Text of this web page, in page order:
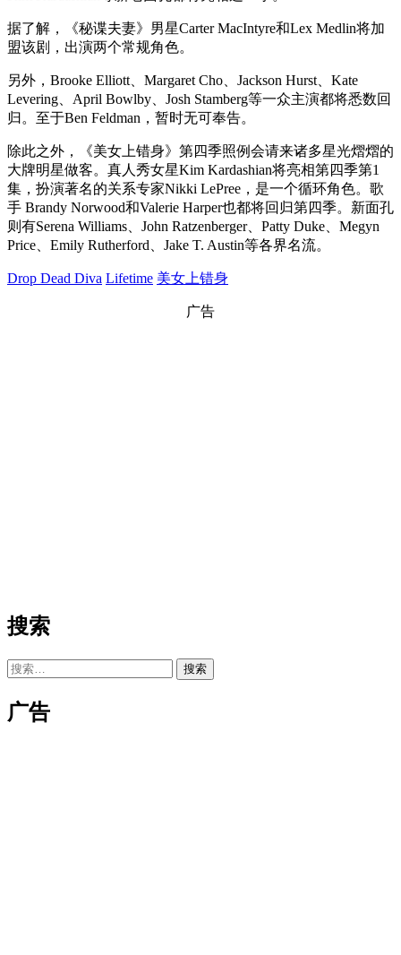
据了解，《秘谍夫妻》男星Carter MacIntyre和Lex Medlin将加
盟该剧，出演两个常规角色。
另外，Brooke Elliott、Margaret Cho、Jackson Hurst、Kate
Levering、April Bowlby、Josh Stamberg等一众主演都将悉数回
归。至于Ben Feldman，暂时无可奉告。
除此之外，《美女上错身》第四季照例会请来诸多星光熠熠的
大牌明星做客。真人秀女星Kim Kardashian将亮相第四季第1
集，扮演著名的关系专家Nikki LePree，是一个循环角色。歌
手 Brandy Norwood和Valerie Harper也都将回归第四季。新面孔
则有Serena Williams、John Ratzenberger、Patty Duke、Megyn
Price、Emily Rutherford、Jake T. Austin等各界名流。
Drop Dead Diva Lifetime 美女上错身
广告
搜索
搜
广告